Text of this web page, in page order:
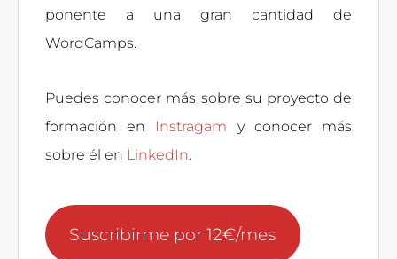
ponente a una gran cantidad de
WordCamps.
Puedes conocer más sobre su proyecto de
formación en Instragam y conocer más
sobre él en LinkedIn.
Suscribirme por 12€/mes